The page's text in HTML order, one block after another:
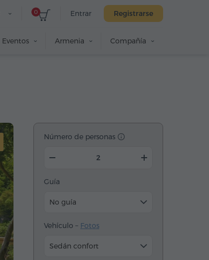
Entrar Registrarse
0
Eventos Armenia Compañía
Número de personas
Guía
No guía
Vehículo – Fotos
Sedán confort